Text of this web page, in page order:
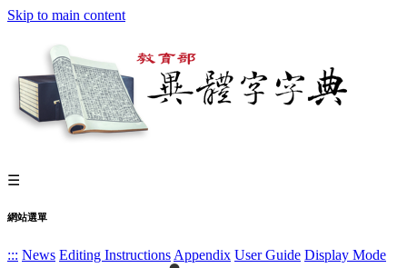
Skip to main content
☰
網站選單
::: News Editing Instructions Appendix User Guide Display Mode